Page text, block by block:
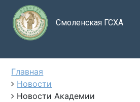
Смоленская ГСХА
Главная
Новости
Новости Академии